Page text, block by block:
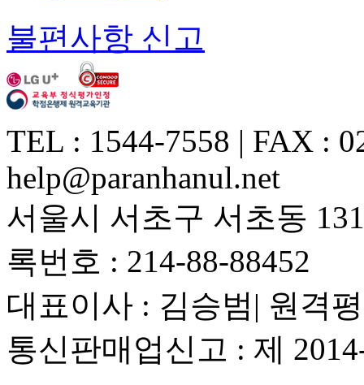
불편사항 신고
TEL : 1544-7558 | FAX :
help@paranhanul.net
서울시 서초구 서초동
록번호 : 214-88-88452
대표이사 : 김승범| 원격
통신판매업신고 : 제